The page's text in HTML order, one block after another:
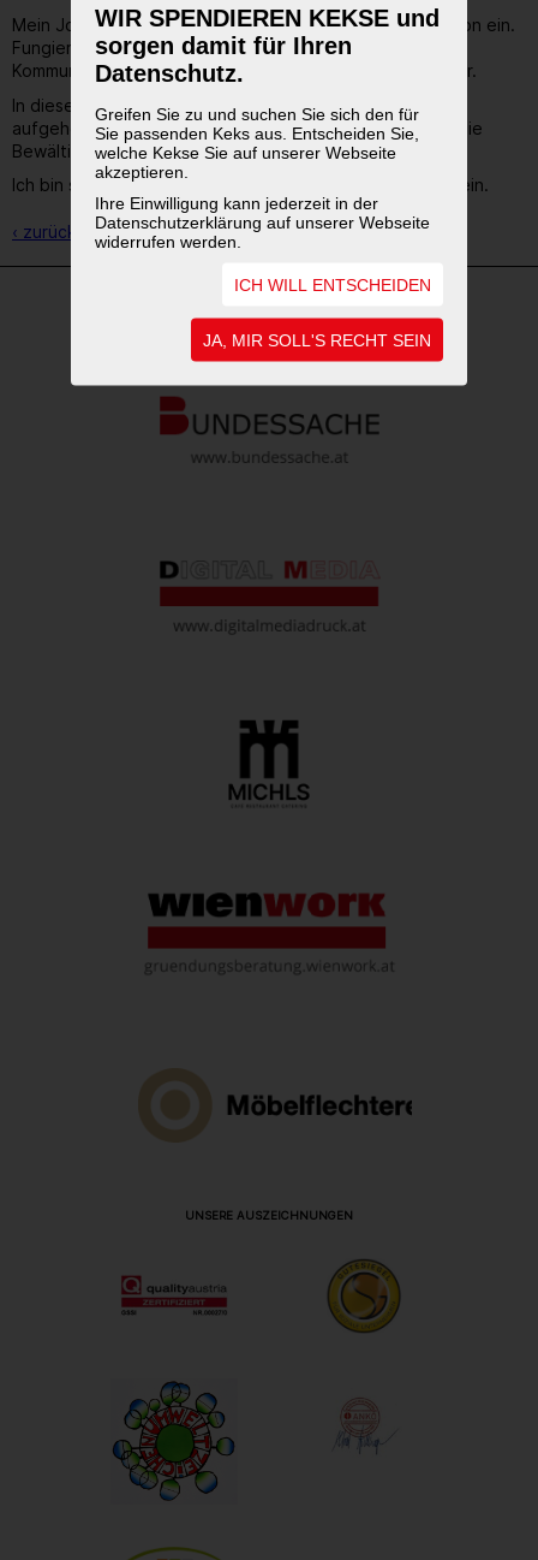
WIR SPENDIEREN KEKSE und
sorgen damit für Ihren
Datenschutz.
Greifen Sie zu und suchen Sie sich den für
Sie passenden Keks aus. Entscheiden Sie,
welche Kekse Sie auf unserer Webseite
akzeptieren.
Ihre Einwilligung kann jederzeit in der
Datenschutzerklärung auf unserer Webseite
widerrufen werden.
ICH WILL ENTSCHEIDEN
JA, MIR SOLL'S RECHT SEIN
Mein Job Coach nimmt dabei immer eine neutrale Funktion ein.
Fungiert als „Drehscheibe“ für alle Belange in der
Kommunikation und die Beratung mit meinem Arbeitgeber.
In dieser Konstellation fühle ich mich gut beraten und
aufgehoben und diese Sicherheit gibt mir viel Kraft für die
Bewältigung des Alltags.
Ich bin stolz darauf ein Teil der Sodexo Community zu sein.
‹ zurück zur Übersicht
WEITERFÜHRENDE LINKS
UNSERE AUSZEICHNUNGEN